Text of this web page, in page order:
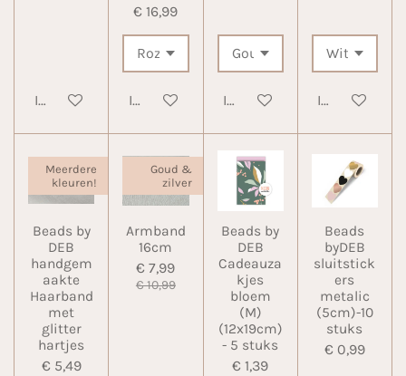
In winkelwagen
€ 16,99
In winkelwagenIn winkelwagen
In
Meerdere
kleuren!
Beads by
DEB
handgem
aakte
Haarband
met
glitter
hartjes
€ 5,49
Goud &
zilver
Armband
16cm
€ 7,99
€ 10,99
Beads by
DEB
Cadeauza
kjes
bloem
(M)
(12x19cm)
- 5 stuks
€ 1,39
Beads
byDEB
sluitstick
ers
metalic
(5cm)-10
stuks
€ 0,99